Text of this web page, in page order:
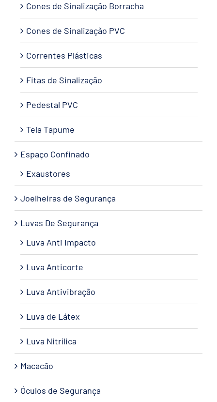
Cones de Sinalização Borracha
Cones de Sinalização PVC
Correntes Plásticas
Fitas de Sinalização
Pedestal PVC
Tela Tapume
Espaço Confinado
Exaustores
Joelheiras de Segurança
Luvas De Segurança
Luva Anti Impacto
Luva Anticorte
Luva Antivibração
Luva de Látex
Luva Nitrílica
Macacão
Óculos de Segurança